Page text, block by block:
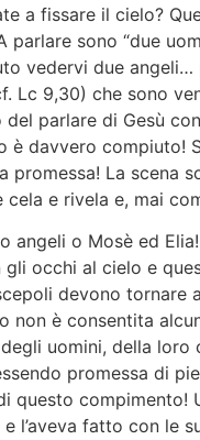
a fissare il cielo?
parlare sono “due
vedervi due angeli…
Lc 9,30) che sono
del parlare di Gesù
è davvero compiuto!
promessa! La
cela e rivela e, mai
angeli o Mosè ed
occhi al cielo e
devono tornare
non è consentita
uomini, della
promessa di
questo compimento!
l’aveva fatto con le